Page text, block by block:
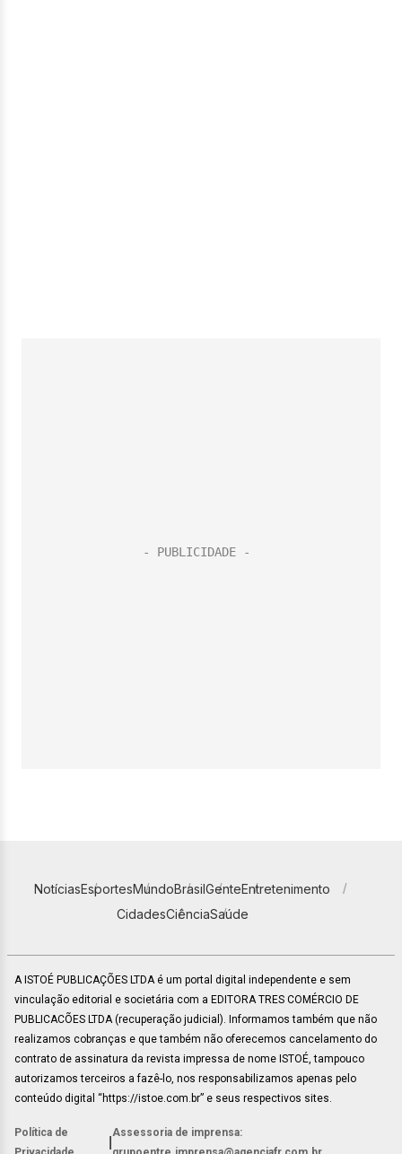
NotíciasEsportesMundoBrasilGenteEntretenimento
CidadesCiênciaSaúde
A ISTOÉ PUBLICAÇÕES LTDA é um portal digital independente e sem
vinculação editorial e societária com a EDITORA TRES COMÉRCIO DE
PUBLICACÕES LTDA (recuperação judicial). Informamos também que não
realizamos cobranças e que também não oferecemos cancelamento do
contrato de assinatura da revista impressa de nome ISTOÉ, tampouco
autorizamos terceiros a fazê-lo, nos responsabilizamos apenas pelo
conteúdo digital “https://istoe.com.br” e seus respectivos sites.
Política de
Assessoria de imprensa: